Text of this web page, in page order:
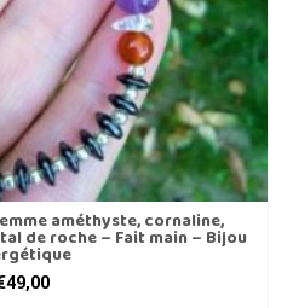
améthyste, cornaline,
de roche – Fait main – Bijou
49,00